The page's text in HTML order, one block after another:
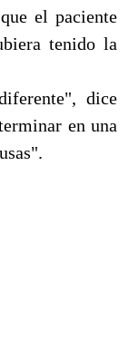
el paciente
tenido la
dice
en una